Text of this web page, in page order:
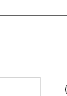
キング：21位